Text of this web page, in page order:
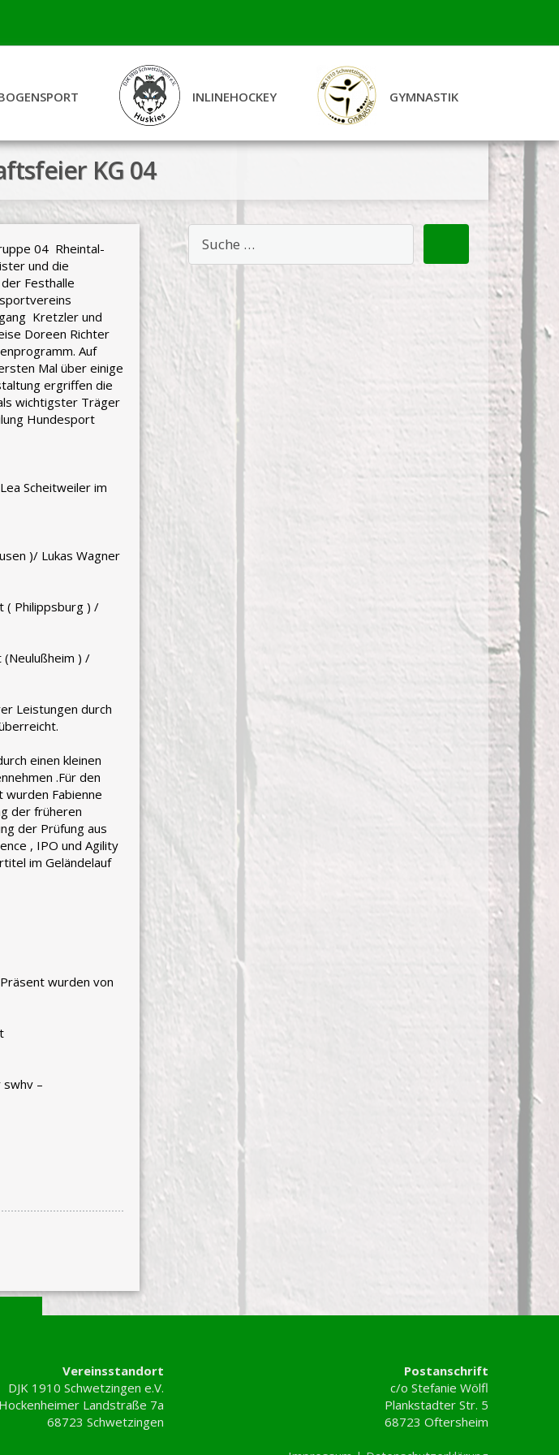
INLINEHOCKEY GYMNASTIK
KG 04
04 Rheintal-
und die
Festhalle
Kretzler und
Doreen Richter
Auf
Mal über einige
ergriffen die
wichtigster Träger
Hundesport
Scheitweiler im
)/ Lukas Wagner
( Philippsburg ) /
(Neulußheim ) /
Leistungen durch
einen kleinen
.Für den
Fabienne
der früheren
der Prüfung aus
, IPO und Agility
im Geländelauf
Bühne
Bailey
Anubis
wurden von
–
Vereinsstandort
DJK 1910 Schwetzingen e.V.
Hockenheimer Landstraße 7a
68723 Schwetzingen
Postanschrift
c/o Stefanie Wölfl
Plankstadter Str. 5
68723 Oftersheim